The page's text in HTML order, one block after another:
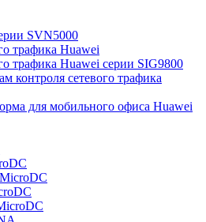
SVN5000
трафика Huawei
трафика Huawei серии SIG9800
контроля сетевого трафика
для мобильного офиса Huawei